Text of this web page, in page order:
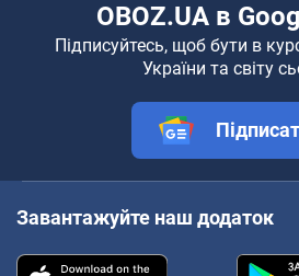
OBOZ.UA в
Підписуйтесь, щоб бути в
України та світу
Завантажуйте наш додаток